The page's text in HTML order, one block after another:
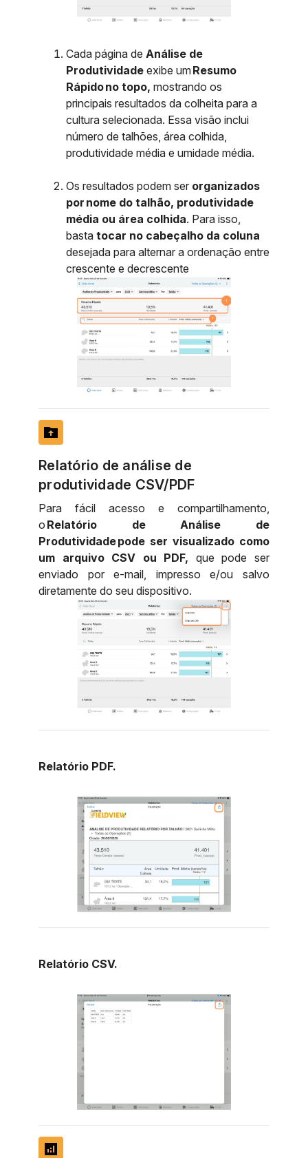
Cada página de Análise de
Produtividade exibe umResumo
Rápido no topo, mostrando os
principais resultados da colheita para a
cultura selecionada. Essa visão inclui
número de talhões, área colhida,
produtividade média e umidade média.
Os resultados podem ser organizados
por nome do talhão, produtividade
média ou área colhida. Para isso,
basta tocar no cabeçalho da coluna
desejada para alternar a ordenação entre
crescente e decrescente
drive_folder_upload
Relatório de análise de
produtividade CSV/PDF
Para fácil acesso e compartilhamento,
o Relatório de Análise de
Produtividade pode ser visualizado como
um arquivo CSV ou PDF, que pode ser
enviado por e-mail, impresso e/ou salvo
diretamente do seu dispositivo.
Relatório PDF.
Relatório CSV.
analytics